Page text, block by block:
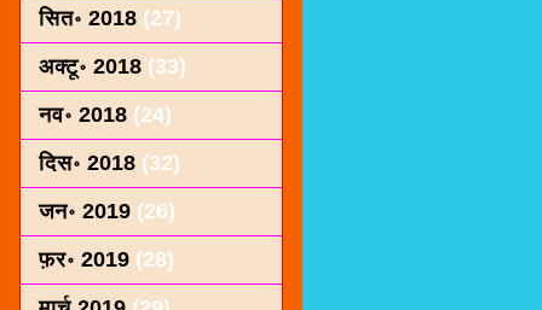
सित॰ 2018 (27)
अक्टू॰ 2018 (33)
नव॰ 2018 (24)
दिस॰ 2018 (32)
जन॰ 2019 (26)
फ़र॰ 2019 (28)